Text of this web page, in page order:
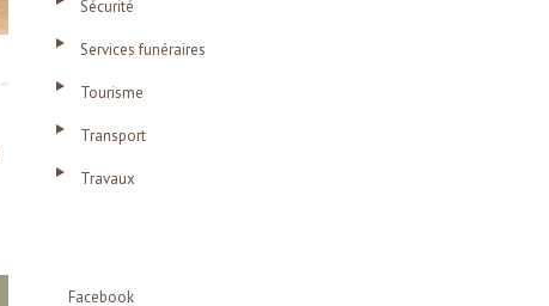
Sécurité
Services funéraires
Tourisme
Transport
Travaux
Facebook